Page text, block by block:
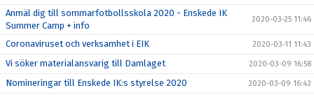
Anmäl dig till sommarfotbollsskola 2020 - Enskede IK
Summer Camp + info
2020-03-25 11:46
Coronaviruset och verksamhet i EIK 2020-03-11 11:43
Vi söker materialansvarig till Damlaget 2020-03-09 16:58
Nomineringar till Enskede IK:s styrelse 2020 2020-03-09 16:42